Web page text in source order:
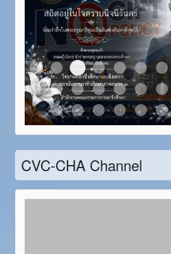
Item 1 Item 2Item 3Item 4Item 5Item 6
Item 11Item 12Item 13Item 14Item 15Item
Item 21Item 22Item 23Item 24Item
CVC-CHA Channel